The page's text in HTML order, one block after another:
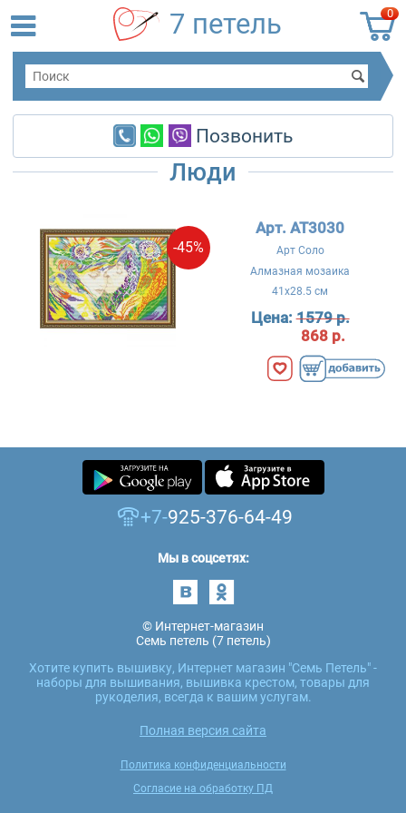
0
7 петель
Позвонить
Люди
-45%
Арт. AT3030
Арт Соло
Алмазная мозаика
41x28.5 см
Цена:1579 р.
868 р.
+7-925-376-64-49
Мы в соцсетях:
© Интернет-магазин
Семь петель (7 петель)
Хотите купить вышивку, Интернет магазин "Семь Петель" -
наборы для вышивания, вышивка крестом, товары для
рукоделия, всегда к вашим услугам.
Полная версия сайта
Политика конфиденциальности
Согласие на обработку ПД